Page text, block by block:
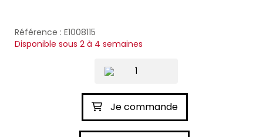
Référence : E1008115
Disponible sous 2 à 4 semaines
Je commande